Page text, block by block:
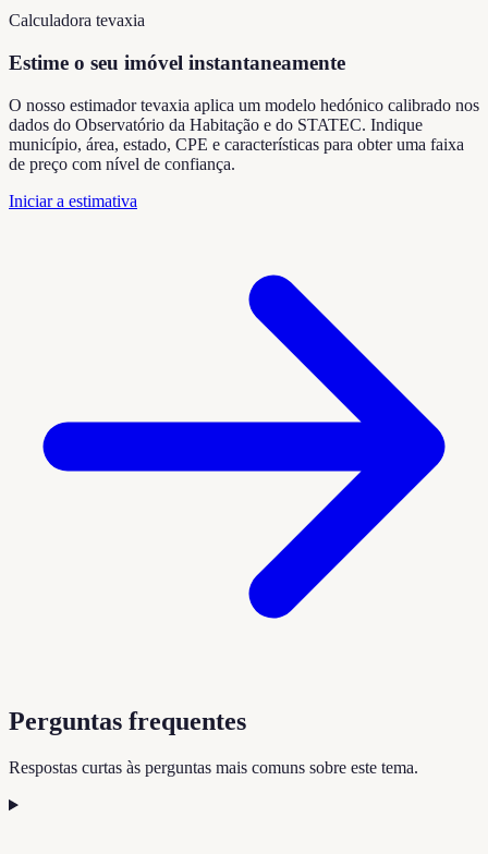
Calculadora tevaxia
Estime o seu imóvel instantaneamente
O nosso estimador tevaxia aplica um modelo hedónico calibrado nos
dados do Observatório da Habitação e do STATEC. Indique
município, área, estado, CPE e características para obter uma faixa
de preço com nível de confiança.
Iniciar a estimativa
Perguntas frequentes
Respostas curtas às perguntas mais comuns sobre este tema.